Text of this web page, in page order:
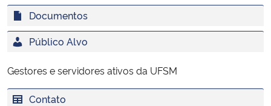
Ministério da Mulher, da Família e dos Direitos Humanos
Secretaria-Geral
Documentos
Público Alvo
Gestores e servidores ativos da UFSM
Contato